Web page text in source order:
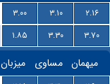
۳.۰۰ ۳.۱۰
۲.۱۶
۱.۸۵ ۳.۳۰
۳.۷۰
میزبان مساوی میهمان